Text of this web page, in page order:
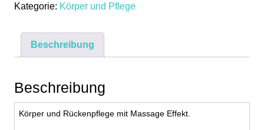
Schrubber
Bad
Dusche
Kategorie: Körper und Pflege
Beschreibung
Beschreibung
Körper und Rückenpflege mit Massage Effekt.